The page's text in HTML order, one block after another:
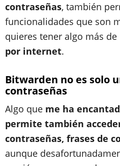
contraseñas, también
funcionalidades que son
quieres tener algo más de
por internet.
Bitwarden no es solo
contraseñas
Algo que me ha
permite también
contraseñas, frases de
aunque